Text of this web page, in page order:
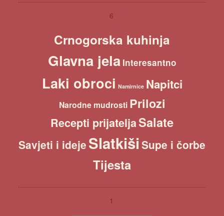
r
6
Crnogorska kuhinja
Glavna jela Interesantno
Laki obroci Namirnice Napitci
Narodne mudrosti Prilozi
Recepti prijateljaSalate
Savjeti i ideje Slatkiši Supe i čorbe
Tijesta
1